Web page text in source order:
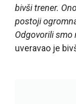
bivši trener.
postoji
Odgovorili smo
uveravao je